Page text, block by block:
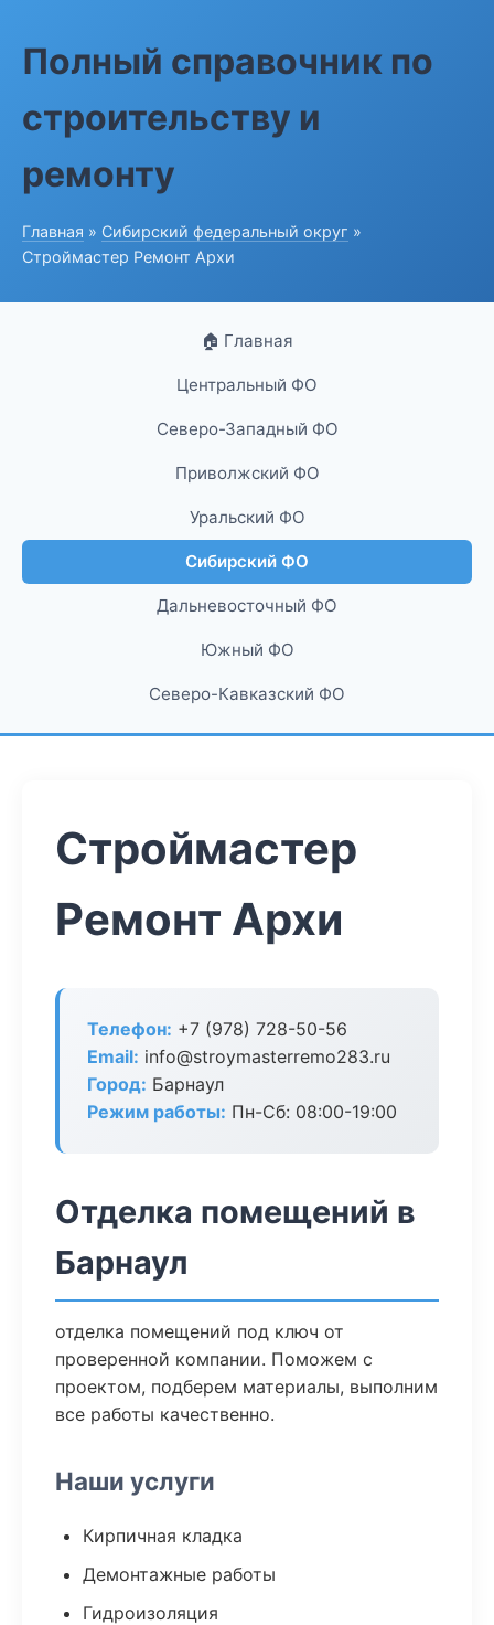
Полный справочник по
строительству и
ремонту
Главная » Сибирский федеральный округ »
Строймастер Ремонт Архи
🏠 Главная
Центральный ФО
Северо-Западный ФО
Приволжский ФО
Уральский ФО
Сибирский ФО
Дальневосточный ФО
Южный ФО
Северо-Кавказский ФО
Строймастер
Ремонт Архи
Телефон: +7 (978) 728-50-56
Email: info@stroymasterremo283.ru
Город: Барнаул
Режим работы: Пн-Сб: 08:00-19:00
Отделка помещений в
Барнаул
отделка помещений под ключ от
проверенной компании. Поможем с
проектом, подберем материалы, выполним
все работы качественно.
Наши услуги
Кирпичная кладка
Демонтажные работы
Гидроизоляция